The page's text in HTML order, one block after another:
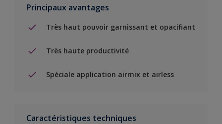
Principaux avantages
Très haut pouvoir garnissant et opacifiant
Très haute productivité
Spéciale application airmix et airless
Caractéristiques techniques